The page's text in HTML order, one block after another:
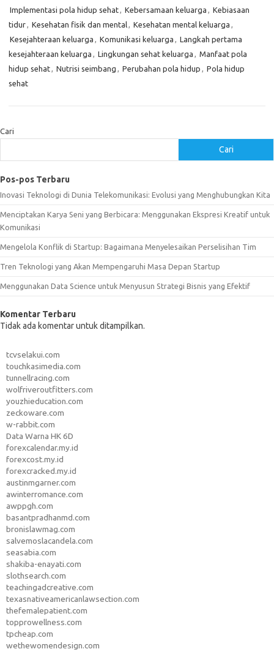
Implementasi pola hidup sehat, Kebersamaan keluarga , Kebiasaan
tidur, Kesehatan fisik dan mental, Kesehatan mental keluarga ,
Kesejahteraan keluarga , Komunikasi keluarga , Langkah pertama
kesejahteraan keluarga , Lingkungan sehat keluarga , Manfaat pola
hidup sehat, Nutrisi seimbang , Perubahan pola hidup , Pola hidup
sehat
Cari
Cari
Pos-pos Terbaru
Inovasi Teknologi di Dunia Telekomunikasi: Evolusi yang Menghubungkan Kita
Menciptakan Karya Seni yang Berbicara: Menggunakan Ekspresi Kreatif untuk
Komunikasi
Mengelola Konflik di Startup: Bagaimana Menyelesaikan Perselisihan Tim
Tren Teknologi yang Akan Mempengaruhi Masa Depan Startup
Menggunakan Data Science untuk Menyusun Strategi Bisnis yang Efektif
Komentar Terbaru
Tidak ada komentar untuk ditampilkan.
tcvselakui.com
touchkasimedia.com
tunnellracing.com
wolfriveroutfitters.com
youzhieducation.com
zeckoware.com
w-rabbit.com
Data Warna HK 6D
forexcalendar.my.id
forexcost.my.id
forexcracked.my.id
austinmgarner.com
awinterromance.com
awppgh.com
basantpradhanmd.com
bronislawmag.com
salvemoslacandela.com
seasabia.com
shakiba-enayati.com
slothsearch.com
teachingadcreative.com
texasnativeamericanlawsection.com
thefemalepatient.com
topprowellness.com
tpcheap.com
wethewomendesign.com